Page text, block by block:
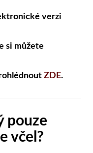
verzi
si můžete
ZDE.
pouze
včel?